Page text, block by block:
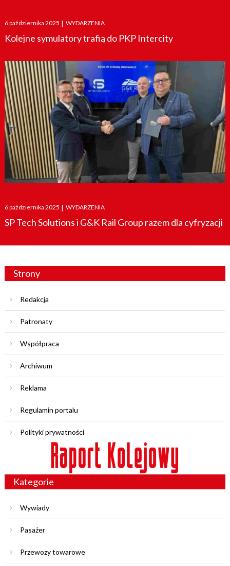
Posted
on
6 października 2025 | WYDARZENIA
Kolejne symulatory trafią do PKP Intercity
Posted
on
6 października 2025 | WYDARZENIA
SP Tech Solutions i G&K Rail Group razem dla cyfryzacji
Strony
Redakcja
Patronaty
Współpraca
Archiwum
Reklama
Regulamin portalu
Polityki prywatności
Kategorie
Wywiady
Pasażer
Przewozy towarowe